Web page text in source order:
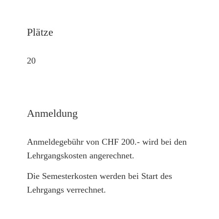
Plätze
20
Anmeldung
Anmeldegebühr von CHF 200.- wird bei den
Lehrgangskosten angerechnet.
Die Semesterkosten werden bei Start des
Lehrgangs verrechnet.